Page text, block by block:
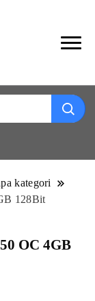
kategori
128Bit
OC 4GB